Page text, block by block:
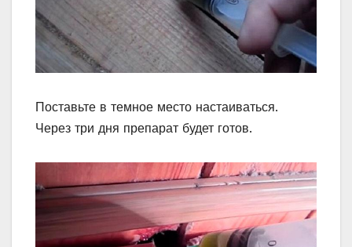
Поставьте в темное место настаиваться.
Через три дня препарат будет готов.